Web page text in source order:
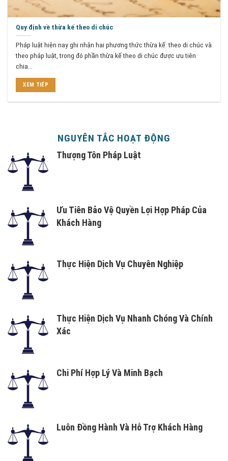
Quy định về thừa kế theo di chúc
Pháp luật hiện nay ghi nhận hai phương thức thừa kế: theo di chúc và
theo pháp luật, trong đó phần thừa kế theo di chúc được ưu tiên
chia...
XEM TIẾP
NGUYÊN TẮC HOẠT ĐỘNG
Thượng Tôn Pháp Luật
Ưu Tiên Bảo Vệ Quyền Lợi Hợp Pháp Của
Khách Hàng
Thực Hiện Dịch Vụ Chuyên Nghiệp
Thực Hiện Dịch Vụ Nhanh Chóng Và Chính
Xác
Chi Phí Hợp Lý Và Minh Bạch
Luôn Đồng Hành Và Hỗ Trợ Khách Hàng